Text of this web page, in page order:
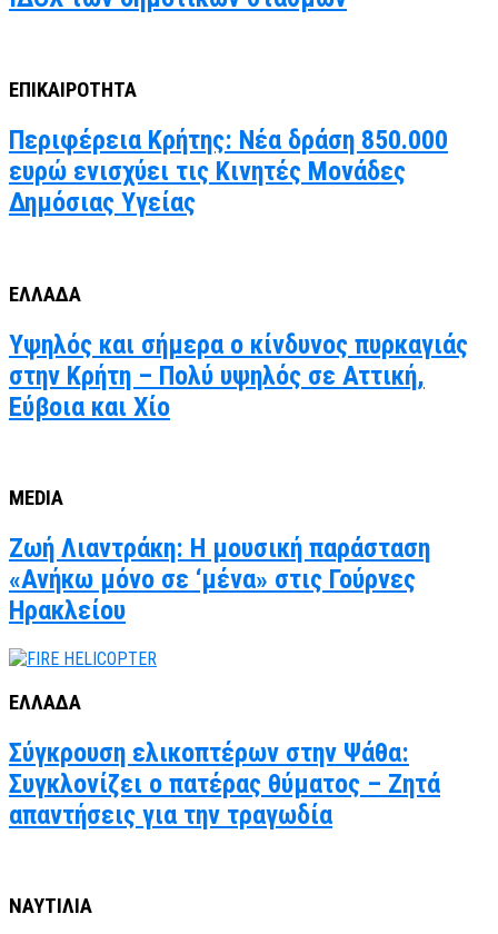
ΕΠΙΚΑΙΡΟΤΗΤΑ
Περιφέρεια Κρήτης: Νέα δράση 850.000
ευρώ ενισχύει τις Κινητές Μονάδες
Δημόσιας Υγείας
ΕΛΛΑΔΑ
Υψηλός και σήμερα ο κίνδυνος πυρκαγιάς
στην Κρήτη – Πολύ υψηλός σε Αττική,
Εύβοια και Χίο
MEDIA
Ζωή Λιαντράκη: Η μουσική παράσταση
«Ανήκω μόνο σε ‘μένα» στις Γούρνες
Ηρακλείου
ΕΛΛΑΔΑ
Σύγκρουση ελικοπτέρων στην Ψάθα:
Συγκλονίζει ο πατέρας θύματος – Ζητά
απαντήσεις για την τραγωδία
ΝΑΥΤΙΛΙΑ